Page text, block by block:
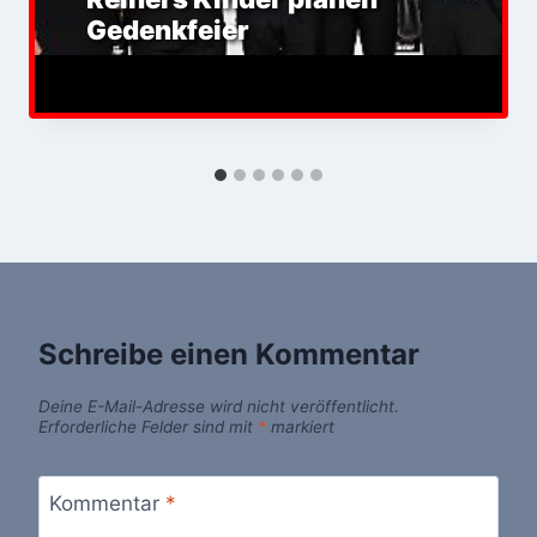
Gedenkfeier
Schreibe einen Kommentar
Deine E-Mail-Adresse wird nicht veröffentlicht.
Erforderliche Felder sind mit * markiert
Kommentar *